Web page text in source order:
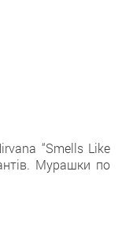
“Smells Like
Мурашки по